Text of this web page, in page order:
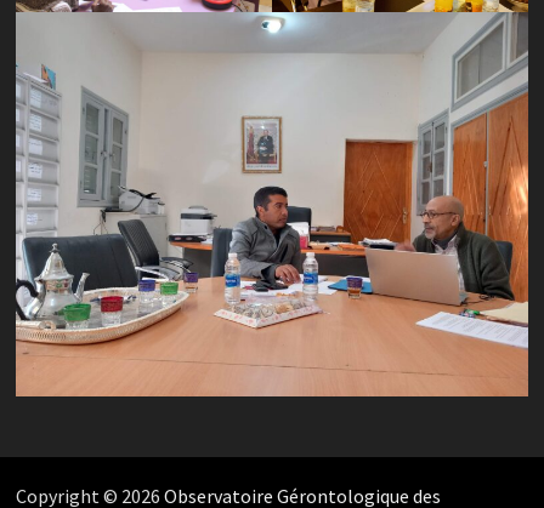
Copyright © 2026 Observatoire Gérontologique des